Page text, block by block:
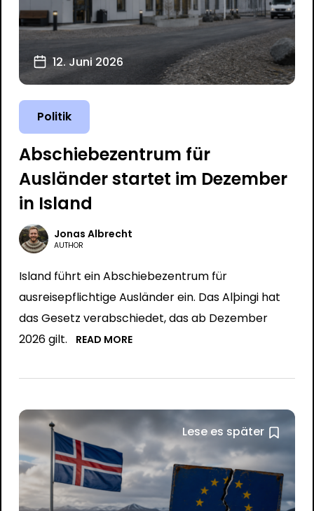
12. Juni 2026
Politik
Abschiebezentrum für
Ausländer startet im Dezember
in Island
Jonas Albrecht
AUTHOR
Island führt ein Abschiebezentrum für
ausreisepflichtige Ausländer ein. Das Alþingi hat
das Gesetz verabschiedet, das ab Dezember
2026 gilt.
READ MORE
Lese es später